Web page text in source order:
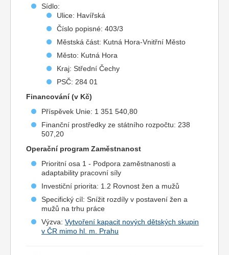
Sídlo:
Ulice: Havířská
Číslo popisné: 403/3
Městská část: Kutná Hora-Vnitřní Město
Město: Kutná Hora
Kraj: Střední Čechy
PSČ: 284 01
Financování (v Kč)
Příspěvek Unie: 1 351 540,80
Finanční prostředky ze státního rozpočtu: 238
507,20
Operační program Zaměstnanost
Prioritní osa 1 - Podpora zaměstnanosti a
adaptability pracovní síly
Investiční priorita: 1.2 Rovnost žen a mužů
Specifický cíl: Snížit rozdíly v postavení žen a
mužů na trhu práce
Výzva: Vytvoření kapacit nových dětských skupin
v ČR mimo hl. m. Prahu